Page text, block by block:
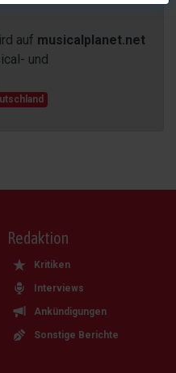
auf musicalplanet.net
und
Redaktion
Kritiken
Interviews
Ankündigungen
Sonstige Berichte